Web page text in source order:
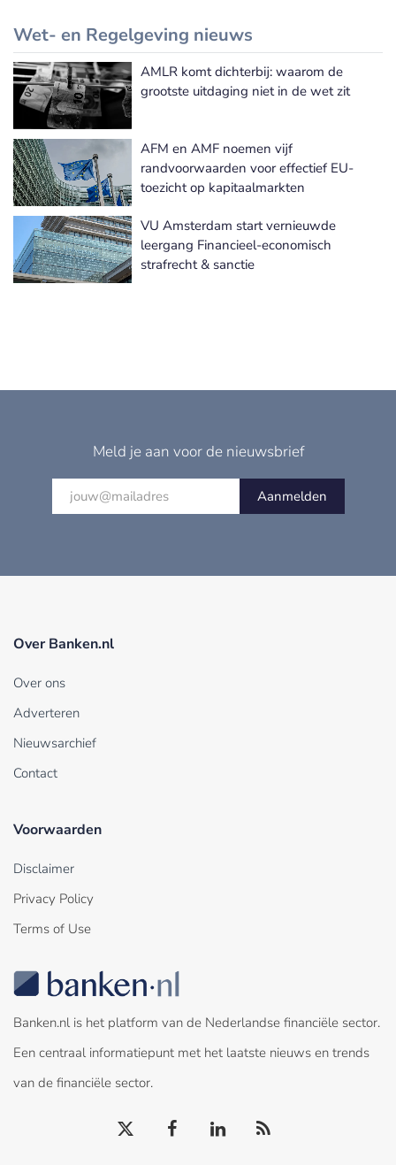
Wet- en Regelgeving nieuws
Meer Wet- en Regelgeving nieuws
AMLR komt dichterbij: waarom de
grootste uitdaging niet in de wet zit
AFM en AMF noemen vijf
randvoorwaarden voor effectief EU-
toezicht op kapitaalmarkten
VU Amsterdam start vernieuwde
leergang Financieel-economisch
strafrecht & sanctie
Meld je aan voor de nieuwsbrief
Aanmelden
Over Banken.nl
Over ons
Adverteren
Nieuwsarchief
Contact
Voorwaarden
Disclaimer
Privacy Policy
Terms of Use
Banken.nl is het platform van de Nederlandse financiële sector.
Een centraal informatiepunt met het laatste nieuws en trends
van de financiële sector.